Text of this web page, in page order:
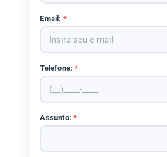
Email: *
Telefone:*
Assunto:*